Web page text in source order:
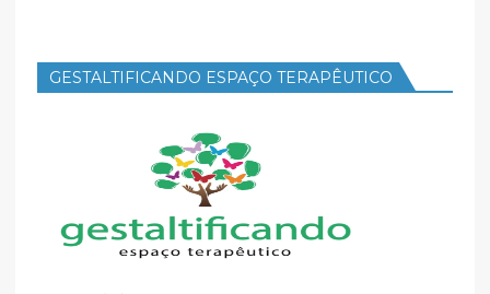
GESTALTIFICANDO ESPAÇO TERAPÊUTICO